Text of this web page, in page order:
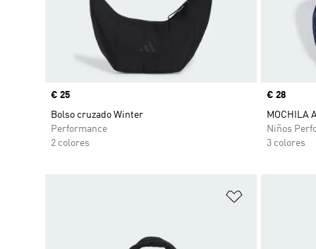
Precio
€ 25
Bolso cruzado Winter
Performance
2 colores
Precio
€ 28
MOCHILA
Niños
3 colores